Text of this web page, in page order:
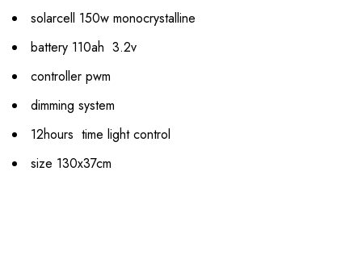
solarcell 150w monocrystalline
battery 110ah 3.2v
controller pwm
dimming system
12hours time light control
size 130x37cm